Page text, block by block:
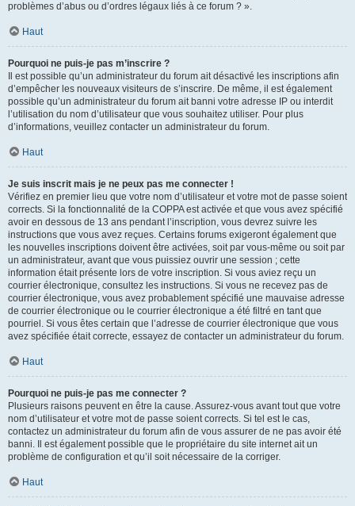
problèmes d’abus ou d’ordres légaux liés à ce forum ? ».
Haut
Pourquoi ne puis-je pas m’inscrire ?
Il est possible qu’un administrateur du forum ait désactivé les inscriptions afin
d’empêcher les nouveaux visiteurs de s’inscrire. De même, il est également
possible qu’un administrateur du forum ait banni votre adresse IP ou interdit
l’utilisation du nom d’utilisateur que vous souhaitez utiliser. Pour plus
d’informations, veuillez contacter un administrateur du forum.
Haut
Je suis inscrit mais je ne peux pas me connecter !
Vérifiez en premier lieu que votre nom d’utilisateur et votre mot de passe soient
corrects. Si la fonctionnalité de la COPPA est activée et que vous avez spécifié
avoir en dessous de 13 ans pendant l’inscription, vous devrez suivre les
instructions que vous avez reçues. Certains forums exigeront également que
les nouvelles inscriptions doivent être activées, soit par vous-même ou soit par
un administrateur, avant que vous puissiez ouvrir une session ; cette
information était présente lors de votre inscription. Si vous aviez reçu un
courrier électronique, consultez les instructions. Si vous ne recevez pas de
courrier électronique, vous avez probablement spécifié une mauvaise adresse
de courrier électronique ou le courrier électronique a été filtré en tant que
pourriel. Si vous êtes certain que l’adresse de courrier électronique que vous
avez spécifiée était correcte, essayez de contacter un administrateur du forum.
Haut
Pourquoi ne puis-je pas me connecter ?
Plusieurs raisons peuvent en être la cause. Assurez-vous avant tout que votre
nom d’utilisateur et votre mot de passe soient corrects. Si tel est le cas,
contactez un administrateur du forum afin de vous assurer de ne pas avoir été
banni. Il est également possible que le propriétaire du site internet ait un
problème de configuration et qu’il soit nécessaire de la corriger.
Haut